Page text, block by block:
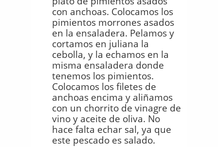
con anchoas. Colocamos los
pimientos morrones asados
en la ensaladera. Pelamos y
cortamos en juliana la
cebolla, y la echamos en la
misma ensaladera donde
tenemos los pimientos.
Colocamos los filetes de
anchoas encima y aliñamos
con un chorrito de vinagre de
vino y aceite de oliva. No
hace falta echar sal, ya que
este pescado es salado.